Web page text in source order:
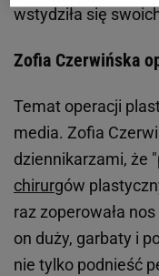
wstydziła się
Zofia Czerwińska
Temat operacji
media. Zofia
dziennikarzami, że
chirurgów
raz zoperowała
on duży, garbaty i
nie tylko podnieść